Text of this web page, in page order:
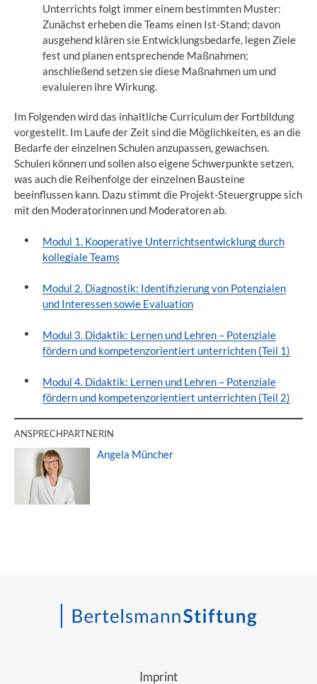
Unterrichts folgt immer einem bestimmten Muster:
Zunächst erheben die Teams einen Ist-Stand; davon
ausgehend klären sie Entwicklungsbedarfe, legen Ziele
fest und planen entsprechende Maßnahmen;
anschließend setzen sie diese Maßnahmen um und
evaluieren ihre Wirkung.
Im Folgenden wird das inhaltliche Curriculum der Fortbildung
vorgestellt. Im Laufe der Zeit sind die Möglichkeiten, es an die
Bedarfe der einzelnen Schulen anzupassen, gewachsen.
Schulen können und sollen also eigene Schwerpunkte setzen,
was auch die Reihenfolge der einzelnen Bausteine
beeinflussen kann. Dazu stimmt die Projekt-Steuergruppe sich
mit den Moderatorinnen und Moderatoren ab.
Modul 1. Kooperative Unterrichtsentwicklung durch
kollegiale Teams
Modul 2. Diagnostik: Identifizierung von Potenzialen
und Interessen sowie Evaluation
Modul 3. Didaktik: Lernen und Lehren – Potenziale
fördern und kompetenzorientiert unterrichten (Teil 1)
Modul 4. Didaktik: Lernen und Lehren – Potenziale
fördern und kompetenzorientiert unterrichten (Teil 2)
ANSPRECHPARTNERIN
Angela Müncher
Imprint